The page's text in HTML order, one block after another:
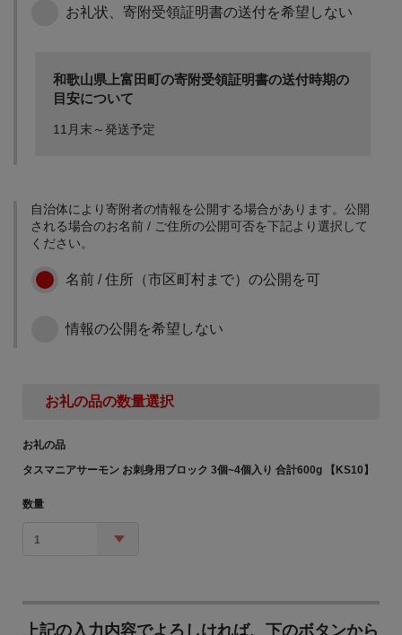
学校
お礼状、寄附受領証明書の送付を希望しない
和歌山県上富田町の寄附受領証明書の送付時期の
目安について
11月末～発送予定
自治体により寄附者の情報を公開する場合があります。公開
される場合のお名前 / ご住所の公開可否を下記より選択して
ください。
名前 / 住所（市区町村まで）の公開を可
情報の公開を希望しない
お礼の品の数量選択
お礼の品
タスマニアサーモン お刺身用ブロック 3個~4個入り 合計600g 【KS10】
数量
1
上記の入力内容でよろしければ、下のボタンから